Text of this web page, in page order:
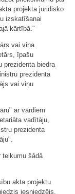
projekta juridisko
izskatīšanai
kārtībā."
vai viņa
īpašu
prezidenta biedra
prezidenta
vai viņu
ar vārdiem
vadītāju,
prezidenta
teikumu šādā
akta projektu
iesniedzējs,